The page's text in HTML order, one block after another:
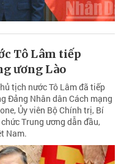
Tô Lâm tiếp
ương Lào
tịch nước Tô Lâm đã tiếp
Đảng Nhân dân Cách mạng
Ủy viên Bộ Chính trị, Bí
Trung ương dẫn đầu,
Nam.